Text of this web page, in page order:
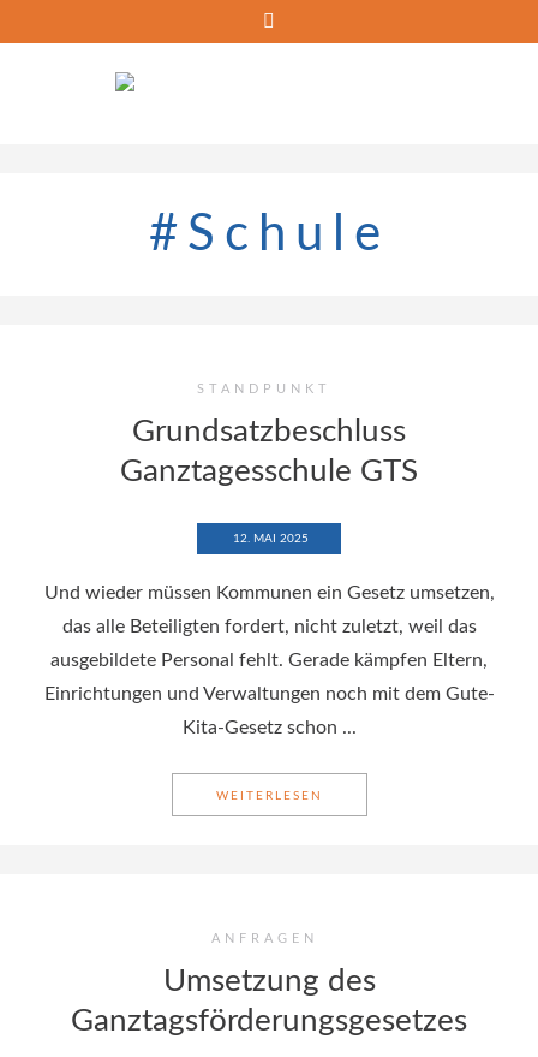
#Schule
STANDPUNKT
Grundsatzbeschluss
Ganztagesschule GTS
12. MAI 2025
Und wieder müssen Kommunen ein Gesetz umsetzen,
das alle Beteiligten fordert, nicht zuletzt, weil das
ausgebildete Personal fehlt. Gerade kämpfen Eltern,
Einrichtungen und Verwaltungen noch mit dem Gute-
Kita-Gesetz schon ...
WEITERLESEN
ANFRAGEN
Umsetzung des
Ganztagsförderungsgesetzes